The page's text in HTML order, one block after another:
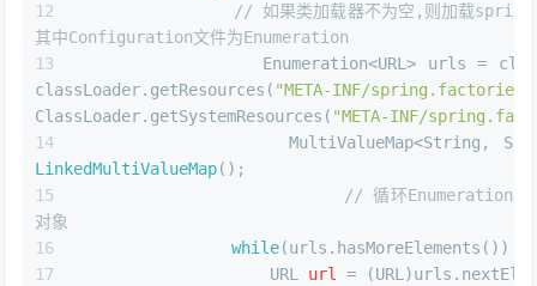
// 如果类加载器不为空,则加载
其中Configuration文件为Enumeration
Enumeration<URL> urls =
classLoader.getResources( "META-INF/spring.factories"
ClassLoader.getSystemResources( "META-INF/
MultiValueMap<String,
LinkedMultiValueMap();
// 循环Enumeration
对象
while(urls.hasMoreElements()) {
URL url =